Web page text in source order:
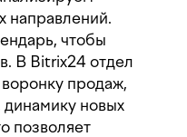
направлений.
чтобы
В Bitrix24 отдел
продаж,
динамику новых
позволяет